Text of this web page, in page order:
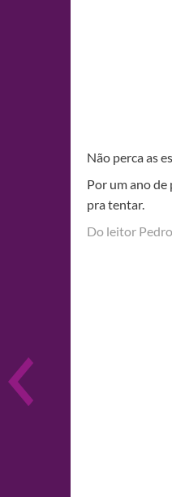
Não perca as
Por um ano
pra tentar.
Do leitor